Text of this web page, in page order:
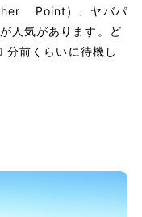
Point）、ヤバパ
人気があります。ど
前くらいに待機し